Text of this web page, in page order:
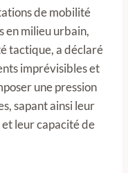
de mobilité
en milieu urbain,
tactique, a déclaré
imprévisibles et
une pression
sapant ainsi leur
leur capacité de